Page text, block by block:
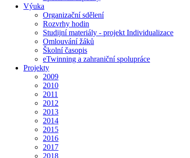
Výuka
Organizační sdělení
Rozvrhy hodin
Studijní materiály - projekt Individualizace
Omlouvání žáků
Školní časopis
eTwinning a zahraniční spolupráce
Projekty
2009
2010
2011
2012
2013
2014
2015
2016
2017
2018